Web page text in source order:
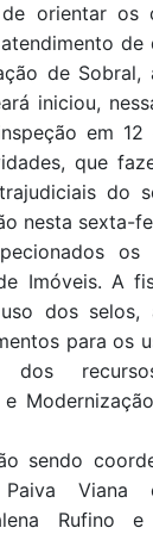
orientar os
de
de Sobral,
iniciou,
em
que
do
nesta sexta-
Imóveis. A
dos selos,
para os
e
sendo
Viana
Rufino